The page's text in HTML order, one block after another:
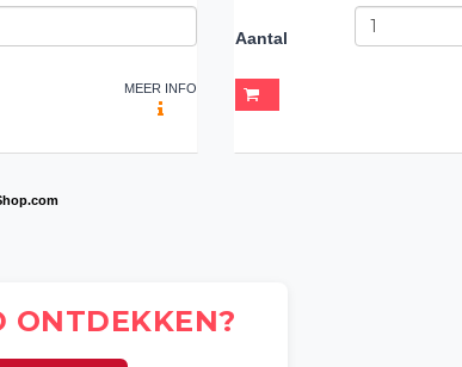
MEER INFO
Aantal
ONTDEKKEN?